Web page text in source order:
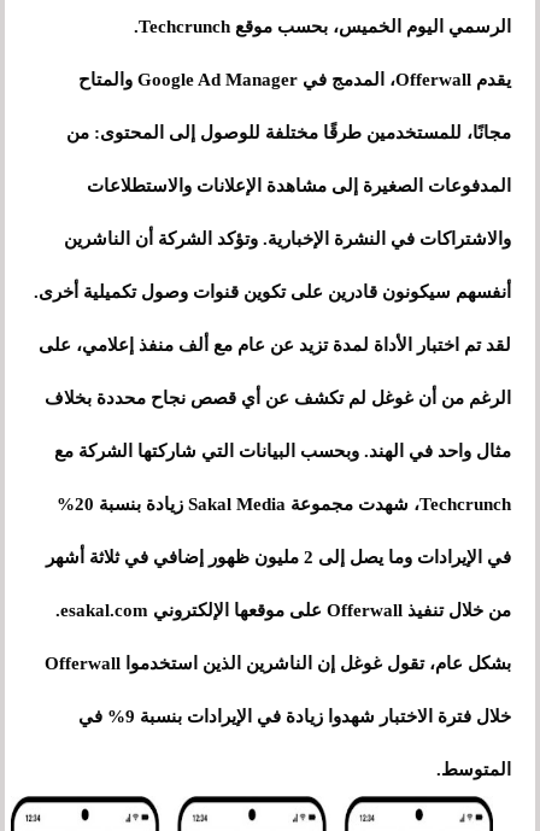
الرسمي اليوم الخميس، بحسب موقع Techcrunch.
يقدم Offerwall، المدمج في Google Ad Manager والمتاح
مجانًا، للمستخدمين طرقًا مختلفة للوصول إلى المحتوى: من
المدفوعات الصغيرة إلى مشاهدة الإعلانات والاستطلاعات
والاشتراكات في النشرة الإخبارية. وتؤكد الشركة أن الناشرين
أنفسهم سيكونون قادرين على تكوين قنوات وصول تكميلية أخرى.
لقد تم اختبار الأداة لمدة تزيد عن عام مع ألف منفذ إعلامي، على
الرغم من أن غوغل لم تكشف عن أي قصص نجاح محددة بخلاف
مثال واحد في الهند. وبحسب البيانات التي شاركتها الشركة مع
Techcrunch، شهدت مجموعة Sakal Media زيادة بنسبة 20%
في الإيرادات وما يصل إلى 2 مليون ظهور إضافي في ثلاثة أشهر
من خلال تنفيذ Offerwall على موقعها الإلكتروني esakal.com.
بشكل عام، تقول غوغل إن الناشرين الذين استخدموا Offerwall
خلال فترة الاختبار شهدوا زيادة في الإيرادات بنسبة 9% في
المتوسط.